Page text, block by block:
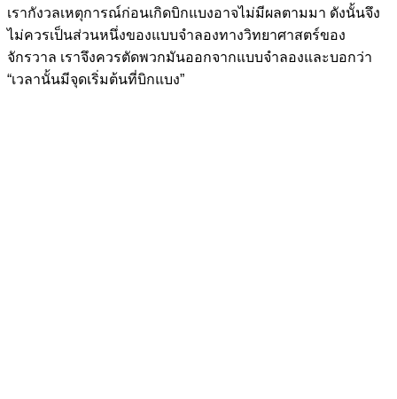
เรากังวลเหตุการณ์ก่อนเกิดบิกแบงอาจไม่มีผลตามมา ดังนั้นจึง
ไม่ควรเป็นส่วนหนึ่งของแบบจำลองทางวิทยาศาสตร์ของ
จักรวาล เราจึงควรตัดพวกมันออกจากแบบจำลองและบอกว่า
“เวลานั้นมีจุดเริ่มต้นที่บิกแบง”